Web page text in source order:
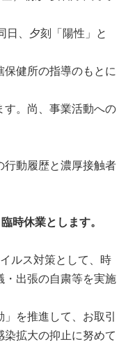
日、夕刻「陽性」と
健所の指導のもとに
す。尚、事業活動への
動履歴と濃厚接触者
時休業とします。
ルス対策として、時
・出張の自粛等を実施
を推進して、お取引
拡大の抑止に努めて